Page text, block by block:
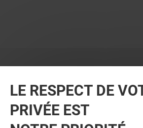
VOUS EN VOULEZ PLUS
LE RESPECT DE
PRIVÉE EST